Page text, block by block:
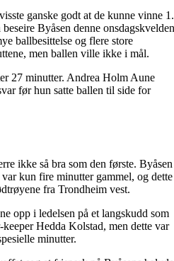
ganske godt at de kunne vinne 1.
Byåsen denne
ballbesittelse og flere store
men ballen ville ikke i mål.
27 minutter. Andrea Holm Aune
før hun satte ballen til side for
ikke så bra som den første. Byåsen
kun fire minutter gammel, og dette
fra Trondheim vest.
opp i ledelsen på et langskudd som
Hedda Kolstad, men dette var
minutter.